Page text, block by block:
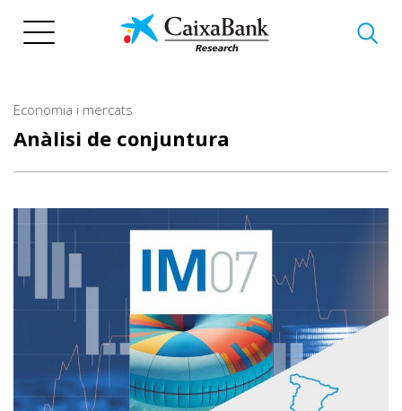
Economia i mercats
Anàlisi de conjuntura